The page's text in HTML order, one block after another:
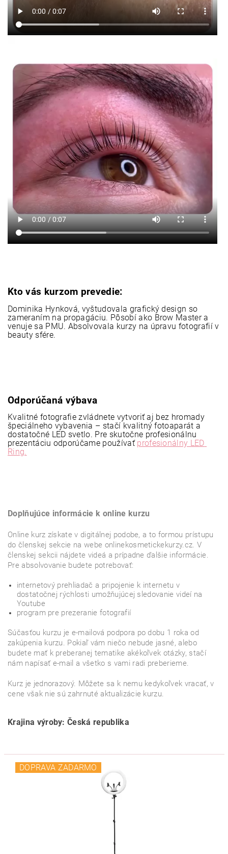
Kto vás kurzom prevedie:
Dominika Hynková, vyštudovala grafický design so
zameraním na propagáciu. Pôsobí ako Brow Master a
venuje sa PMU. Absolvovala kurzy na úpravu fotografií v
beauty sfére.
Odporúčaná výbava
Kvalitné fotografie zvládnete vytvoriť aj bez hromady
špeciálneho vybavenia – stačí kvalitný fotoaparát a
dostatočné LED svetlo. Pre skutočne profesionálnu
prezentáciu odporúčame používať profesionálny LED
Ring.
Doplňujúce informácie k online kurzu
Online kurz získate v digitálnej podobe, a to formou prístupu
do členskej sekcie na webe onlinekosmetickekurzy.cz. V
členskej sekcii nájdete videá a prípadne ďalšie informácie.
Pre absolvovanie budete potrebovať:
internetový prehliadač a pripojenie k internetu v
dostatočnej rýchlosti umožňujúcej sledovanie videí na
Youtube
program pre prezeranie fotografií
Súčasťou kurzu je e-mailová podpora po dobu 1 roka od
zakúpenia kurzu. Pokiaľ vám niečo nebude jasné, alebo
budete mať k preberanej tematike akékoľvek otázky, stačí
nám napísať e-mail a všetko s vami radi preberieme.
Kurz je jednorazový. Môžete sa k nemu kedykoľvek vracať, v
cene však nie sú zahrnuté aktualizácie kurzu.
Krajina výroby: Česká republika
DOPRAVA ZADARMO